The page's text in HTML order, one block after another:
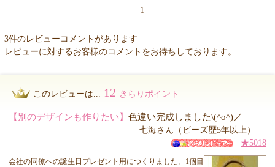
1
3件のレビューコメントがあります
レビューに対するお客様のコメントをお待ちしております。
このレビューは... 12 きらりポイント
【別のデザインも作りたい】 色違い完成しました\(^o^)／
七海さん（ビーズ歴5年以上）
★5018
会社の同僚への誕生日プレゼント用につくりました。1個目